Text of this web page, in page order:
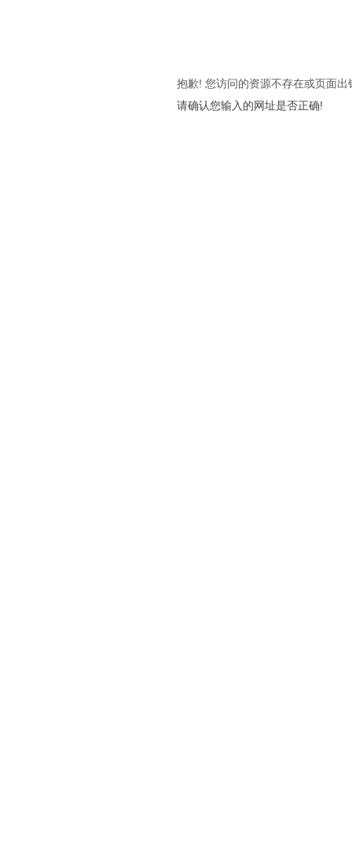
抱歉! 您访问的资源不存在或页面出
请确认您输入的网址是否正确!